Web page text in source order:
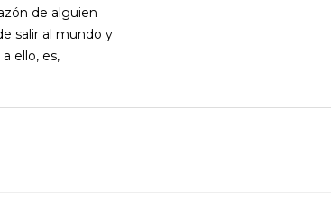
de alguien
salir al mundo y
ello, es,